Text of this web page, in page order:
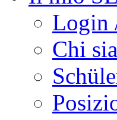
Login
Chi